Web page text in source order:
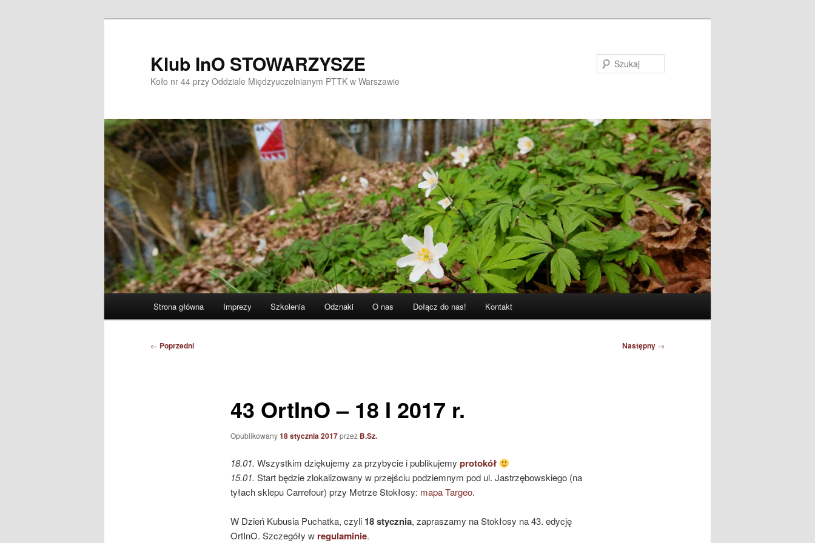
Klub InO STOWARZYSZE
Koło nr 44 przy Oddziale Międzyuczelnianym PTTK w Warszawie
Strona główna Imprezy Szkolenia Odznaki O nas Dołącz do nas! Kontakt
Nawigacja
← Poprzedni Następny →
43 OrtInO – 18 I 2017 r.
Opublikowany18 stycznia 2017przez B.Sz.
18.01. Wszystkim dziękujemy za przybycie i publikujemy protokół
15.01. Start będzie zlokalizowany w przejściu podziemnym pod ul. Jastrzębowskiego (na
tyłach sklepu Carrefour) przy Metrze Stokłosy: mapa Targeo.
W Dzień Kubusia Puchatka, czyli 18 stycznia, zapraszamy na Stokłosy na 43. edycję
OrtInO. Szczegóły w regulaminie.